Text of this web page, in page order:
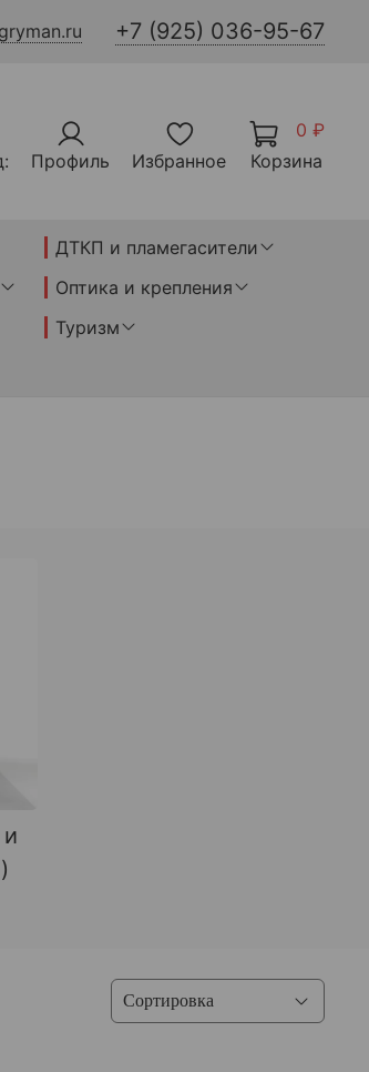
+7 (925) 036-95-67
Профиль Избранное
0 ₽
Корзина
ДТКП и пламегасители
Оптика и крепления
Туризм